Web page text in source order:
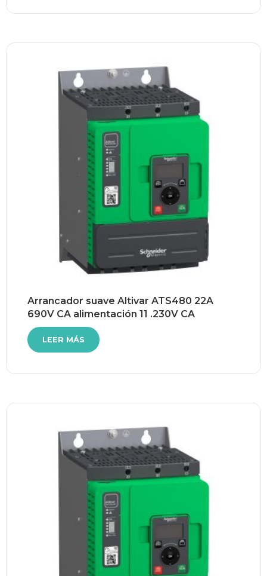
Arrancador suave Altivar ATS480 22A
690V CA alimentación 11 .230V CA
LEER MÁS